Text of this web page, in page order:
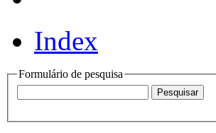
Index
Formulário de pesquisa